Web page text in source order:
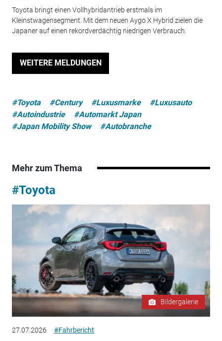
Toyota bringt einen Vollhybridantrieb erstmals im
Kleinstwagensegment. Mit dem neuen Aygo X Hybrid zielen die
Japaner auf einen rekordverdächtig niedrigen Verbrauch.
WEITERE MELDUNGEN
#Toyota #Century #Luxusmarke
#Luxusauto
#Autoindustrie
#Automarkt Japan
#Japan Mobility Show
#Autobranche
Mehr zum Thema
#Toyota
Bildergalerie
27.07.2026 #Fahrbericht